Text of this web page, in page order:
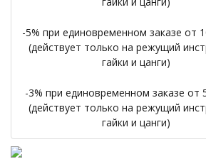
-5% при единовременном заказе от
(действует только на режущий
гайки и цанги)
-3% при единовременном заказе от
(действует только на режущий
гайки и цанги)